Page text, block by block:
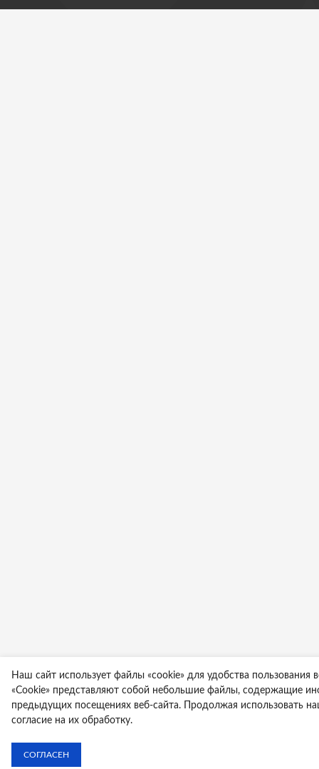
Наш сайт использует файлы «cookie» для удобства пользования
«Cookie» представляют собой небольшие файлы, содержащие
предыдущих посещениях веб-сайта. Продолжая использовать
согласие на их обработку.
СОГЛАСЕН